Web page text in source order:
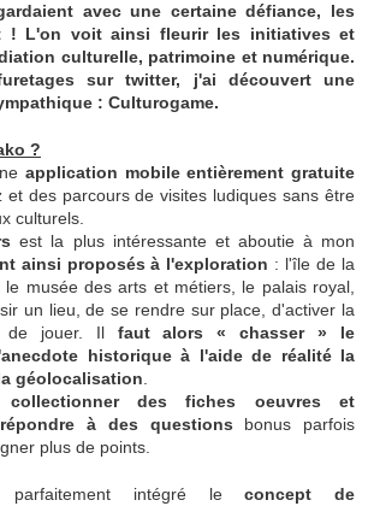
avec une certaine défiance, les
! L'on voit ainsi fleurir les initiatives et
culturelle, patrimoine et numérique.
sur twitter, j'ai découvert une
: Culturogame.
?
application mobile entièrement gratuite
et des parcours de visites ludiques sans être
culturels.
est la plus intéressante et aboutie à mon
ainsi proposés à l'exploration : l'île de la
musée des arts et métiers, le palais royal,
un lieu, de se rendre sur place, d'activer la
de jouer. Il faut alors « chasser » le
historique à l'aide de réalité la
géolocalisation
collectionner des fiches oeuvres et
répondre à des questions bonus parfois
plus de points.
intégré leconcept de